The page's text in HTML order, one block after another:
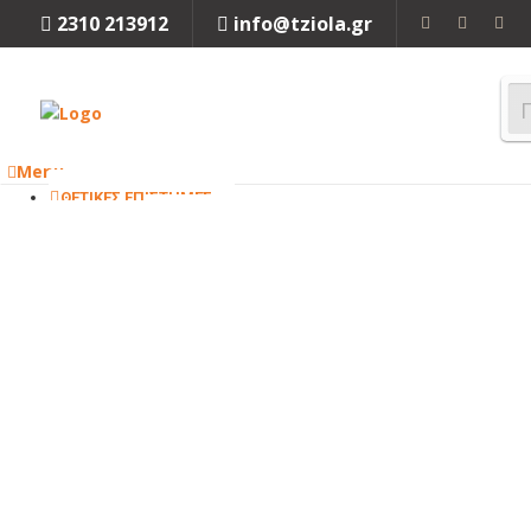
info@tziola.gr
2310 213912
Menu
ΘΕΤΙΚΕΣ ΕΠΙΣΤΗΜΕΣ